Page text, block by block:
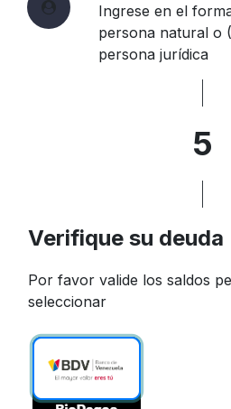
Ingrese en el
persona natural o
persona jurídica
5
Verifique su deuda
Por favor valide los saldos
seleccionar